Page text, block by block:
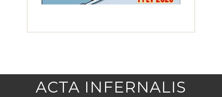
ACTA INFERNALIS